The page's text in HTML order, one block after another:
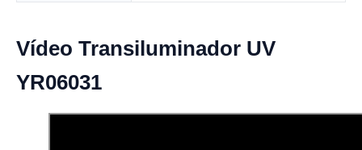
Vídeo Transiluminador UV
YR06031